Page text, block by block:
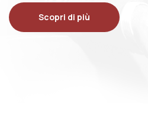
Scopri di più